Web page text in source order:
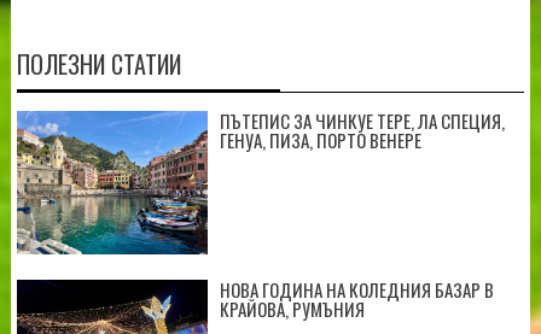
ПОЛЕЗНИ СТАТИИ
ПЪТЕПИС ЗА ЧИНКУЕ ТЕРЕ, ЛА СПЕЦИЯ,
ГЕНУА, ПИЗА, ПОРТО ВЕНЕРЕ
НОВА ГОДИНА НА КОЛЕДНИЯ БАЗАР В
КРАЙОВА, РУМЪНИЯ